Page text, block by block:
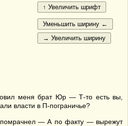
меня брат Юр — Т-то есть вы,
власти в П-пограничье?
— А по факту — вырежут